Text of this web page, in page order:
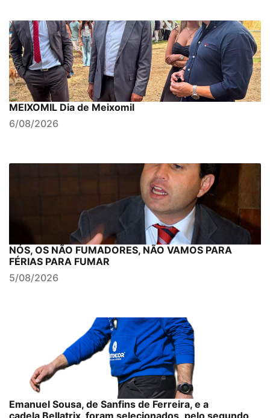
MEIXOMIL Dia de Meixomil
6/08/2026
NÓS, OS NÃO FUMADORES, NÃO VAMOS PARA
FÉRIAS PARA FUMAR
5/08/2026
Emanuel Sousa, de Sanfins de Ferreira, e a